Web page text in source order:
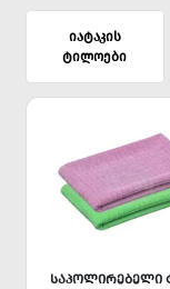
იატაკის
ტილოები
ᲡᲐᲞᲝᲚᲘᲠᲔᲑᲔᲚᲘ